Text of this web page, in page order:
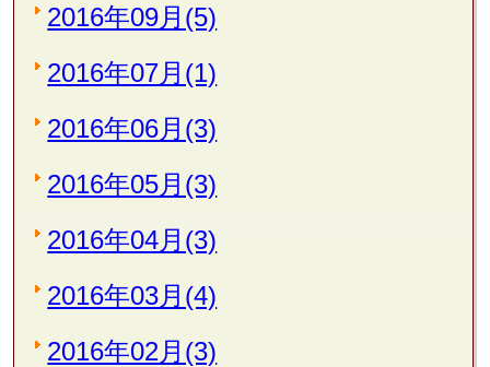
2016年09月(5)
2016年07月(1)
2016年06月(3)
2016年05月(3)
2016年04月(3)
2016年03月(4)
2016年02月(3)